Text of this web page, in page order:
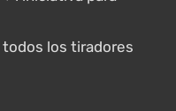
todos los tiradores